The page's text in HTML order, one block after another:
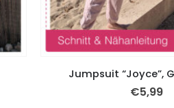
Jumpsuit “Joyce”,
€5,99